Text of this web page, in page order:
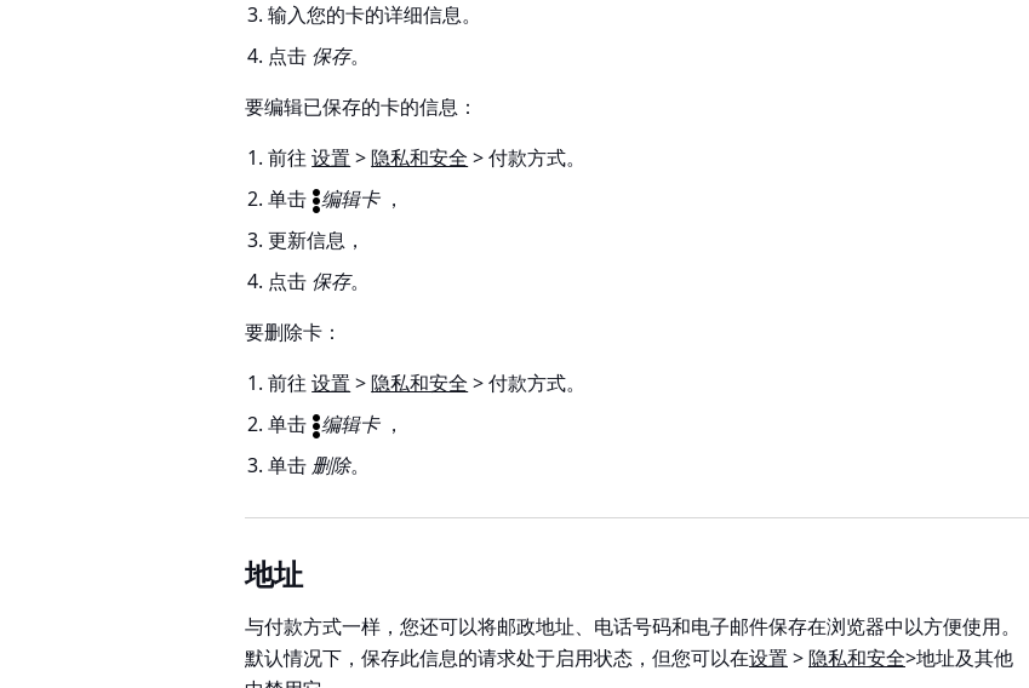
输入您的卡的详细信息。
点击 保存。
要编辑已保存的卡的信息：
前往设置 >隐私和安全 > 付款方式。
单击 编辑卡，
更新信息，
点击 保存。
要删除卡：
前往设置 >隐私和安全 > 付款方式。
单击 编辑卡，
单击 删除。
地址
与付款方式一样，您还可以将邮政地址、电话号码和电子邮件保存在浏览器中以方便使用。
默认情况下，保存此信息的请求处于启用状态，但您可以在设置 >隐私和安全>地址及其他